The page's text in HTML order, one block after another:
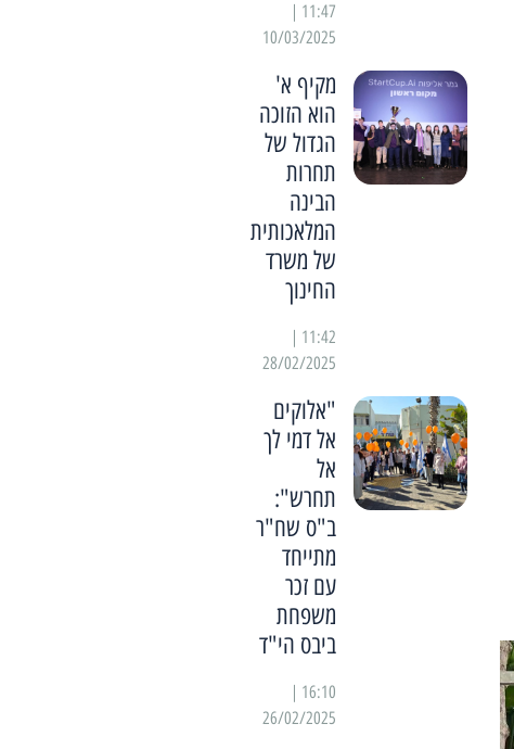
10/03/2025
מקיף א'
הוא הזוכה
הגדול של
תחרות
הבינה
המלאכותית
של משרד
החינוך
28/02/2025
"אלוקים
אל דמי לך
אל
תחרש":
ב"ס שח"ר
מתייחד
עם זכר
משפחת
ביבס הי"ד
26/02/2025